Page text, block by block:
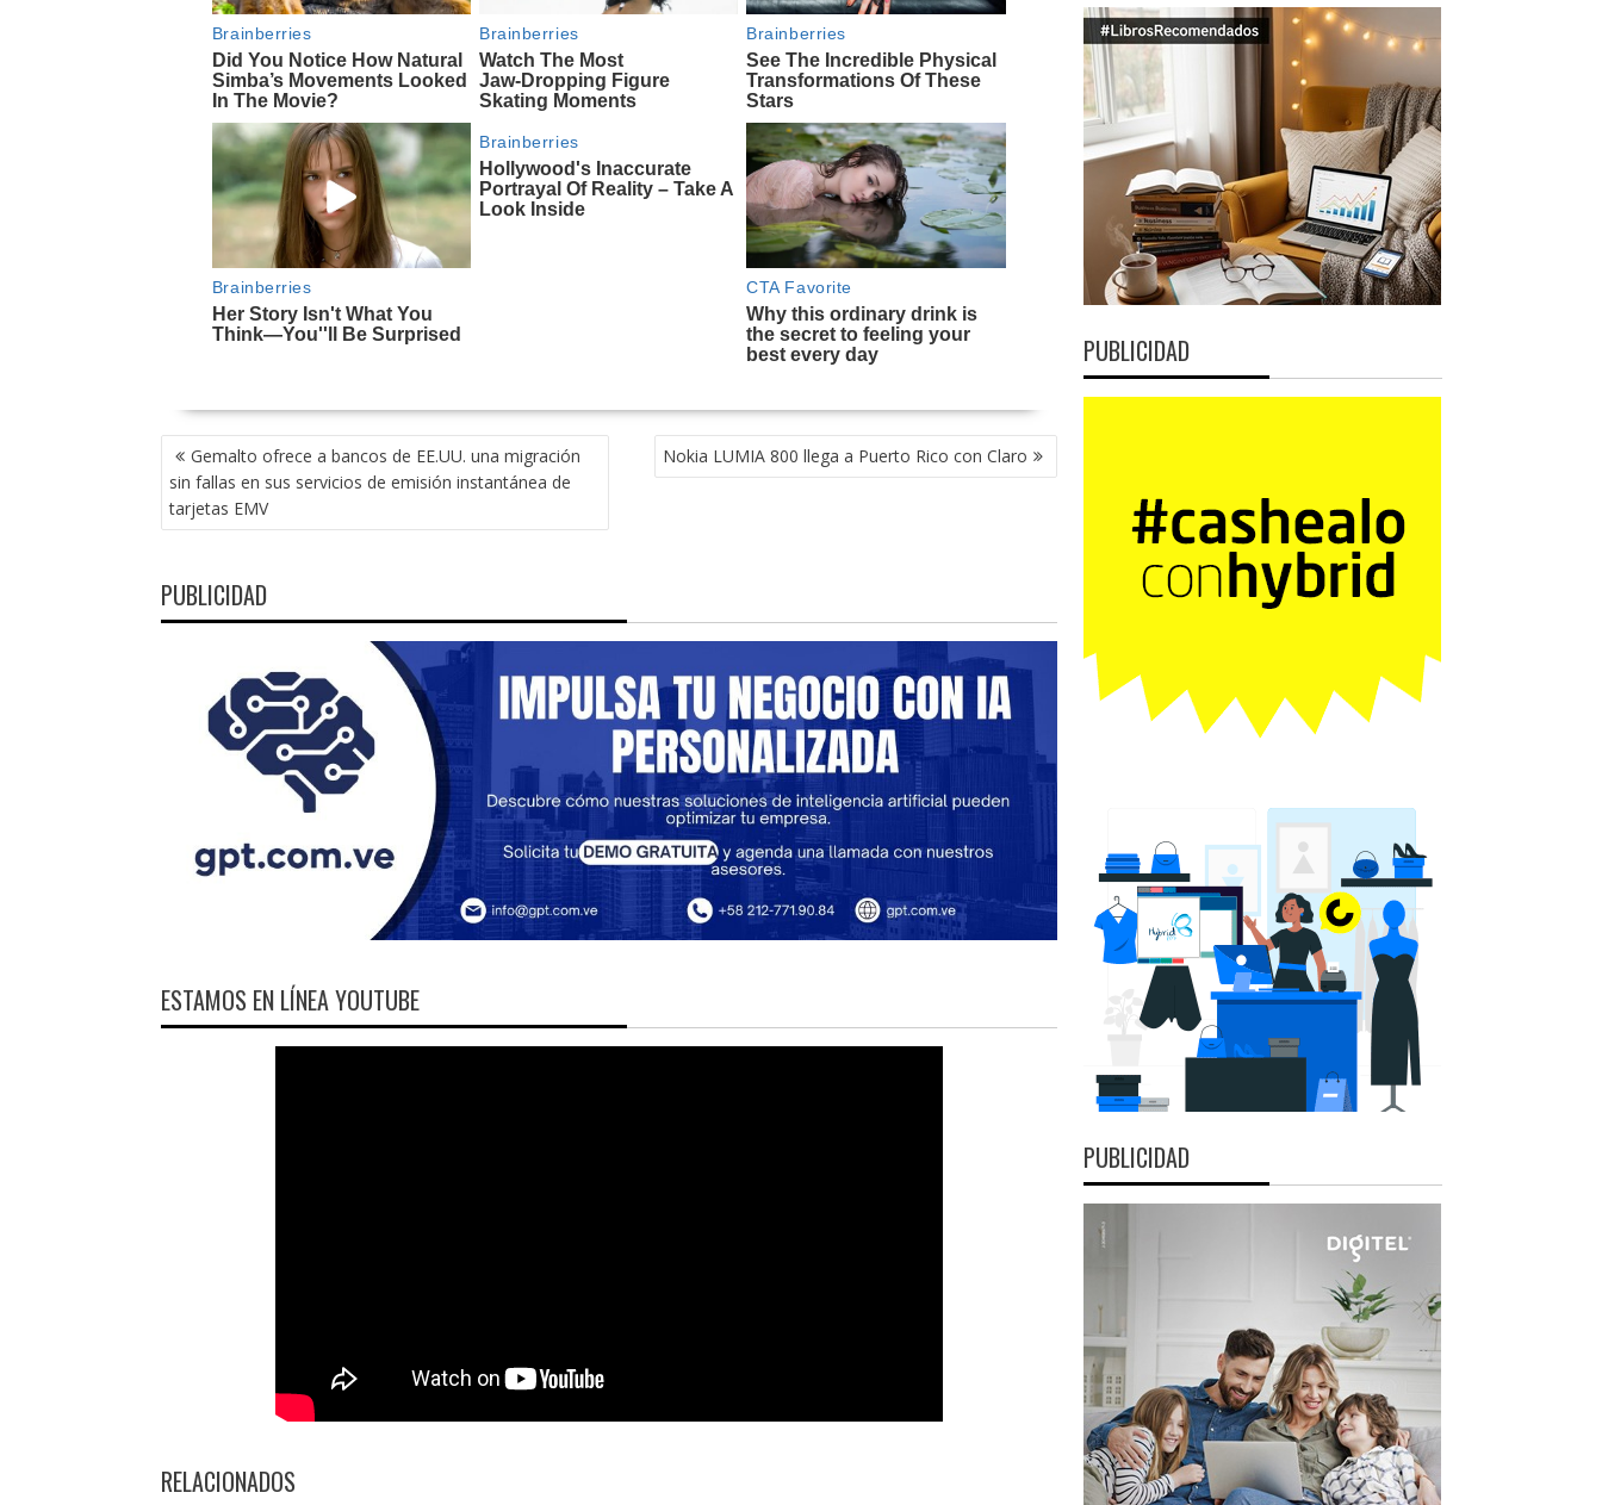
NAVEGACIÓN
DE
ENTRADAS
Gemalto ofrece a bancos de EE.UU. una migración
sin fallas en sus servicios de emisión instantánea de
tarjetas EMV
Nokia LUMIA 800 llega a Puerto Rico con Claro
PUBLICIDAD
ESTAMOS EN LÍNEA YOUTUBE
RELACIONADOS
PUBLICIDAD
PUBLICIDAD